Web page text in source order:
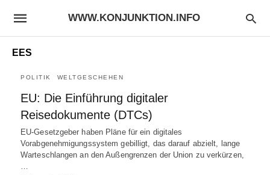
WWW.KONJUNKTION.INFO
EES
POLITIK WELTGESCHEHEN
EU: Die Einführung digitaler
Reisedokumente (DTCs)
EU-Gesetzgeber haben Pläne für ein digitales
Vorabgenehmigungssystem gebilligt, das darauf abzielt, lange
Warteschlangen an den Außengrenzen der Union zu verkürzen,
…